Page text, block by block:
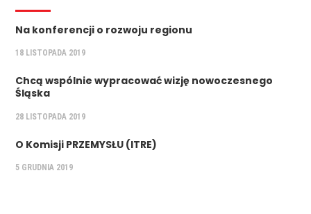
Na konferencji o rozwoju regionu
18 LISTOPADA 2019
Chcą wspólnie wypracować wizję nowoczesnego
Śląska
28 LISTOPADA 2019
O Komisji PRZEMYSŁU (ITRE)
5 GRUDNIA 2019